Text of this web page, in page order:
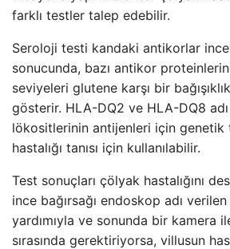
farklı testler talep edebilir.
Seroloji testi kandaki antikorlar
sonucunda, bazı antikor
seviyeleri glutene karşı bir
gösterir. HLA-DQ2 ve HLA-DQ8
lökositlerinin antijenleri için genetik
hastalığı tanısı için kullanılabilir.
Test sonuçları çölyak hastalığını
ince bağırsağı endoskop adı
yardımıyla ve sonunda bir kamera
sırasında gerektiriyorsa, villusun